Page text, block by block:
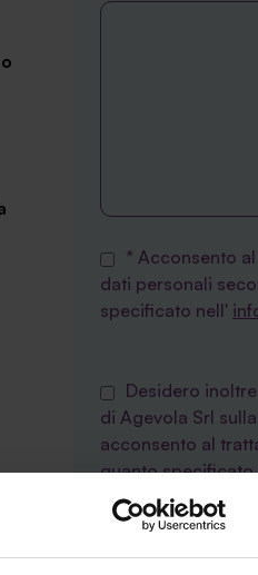
* Acconsento
dati personali
specificato nell'
Desidero
di Agevola Srl
acconsento al
quanto specificato
privacy